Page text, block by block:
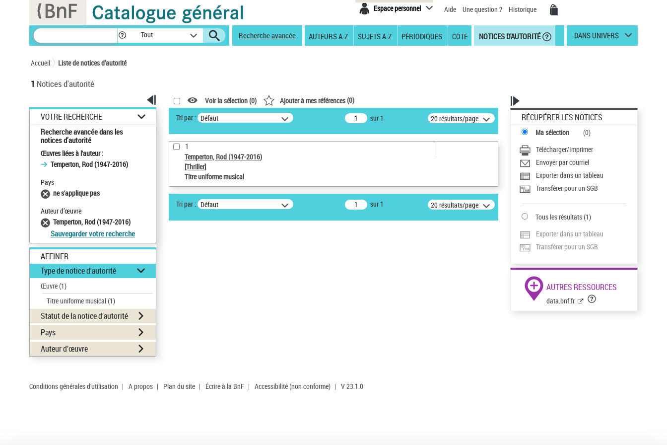
Espace personnel Aide Une question ? Historique
Tout Recherche avancée AUTEURS A-Z SUJETS A-Z PÉRIODIQUES COTE NOTICES D'AUTORITÉ DANS UNIVERS
Accueil Liste de notices d’autorité
1 Notices d'autorité
VOTRE RECHERCHE
Recherche avancée dans les
notices d’autorité
Œuvres liées à l'auteur :
Temperton, Rod (1947-2016)
Pays
ne s'applique pas
Auteur d’œuvre
Temperton, Rod (1947-2016)
Sauvegarder votre recherche
AFFINER
Type de notice d'autorité
Œuvre(1)
Titre uniforme musical(1)
Statut de la notice d’autorité
Pays
Auteur d’œuvre
Voir la sélection (0) Ajouter à mes références(0)
Tri par : Défaut sur 1 20 résultats/page
1
Temperton, Rod (1947-2016)
[Thriller]
Titre uniforme musical
Tri par : Défaut sur 1 20 résultats/page
RÉCUPÉRER LES NOTICES
Ma sélection (0)
Télécharger/Imprimer
Envoyer par courriel
Exporter dans un tableau
Transférer pour un SGB
Tous les résultats(1)
Exporter dans un tableau
Transférer pour un SGB
AUTRES RESSOURCES
data.bnf.fr
Conditions générales d'utilisation | A propos | Plan du site | Écrire à la BnF | Accessibilité (non conforme) | V 23.1.0
Panneau de gestion des cookies